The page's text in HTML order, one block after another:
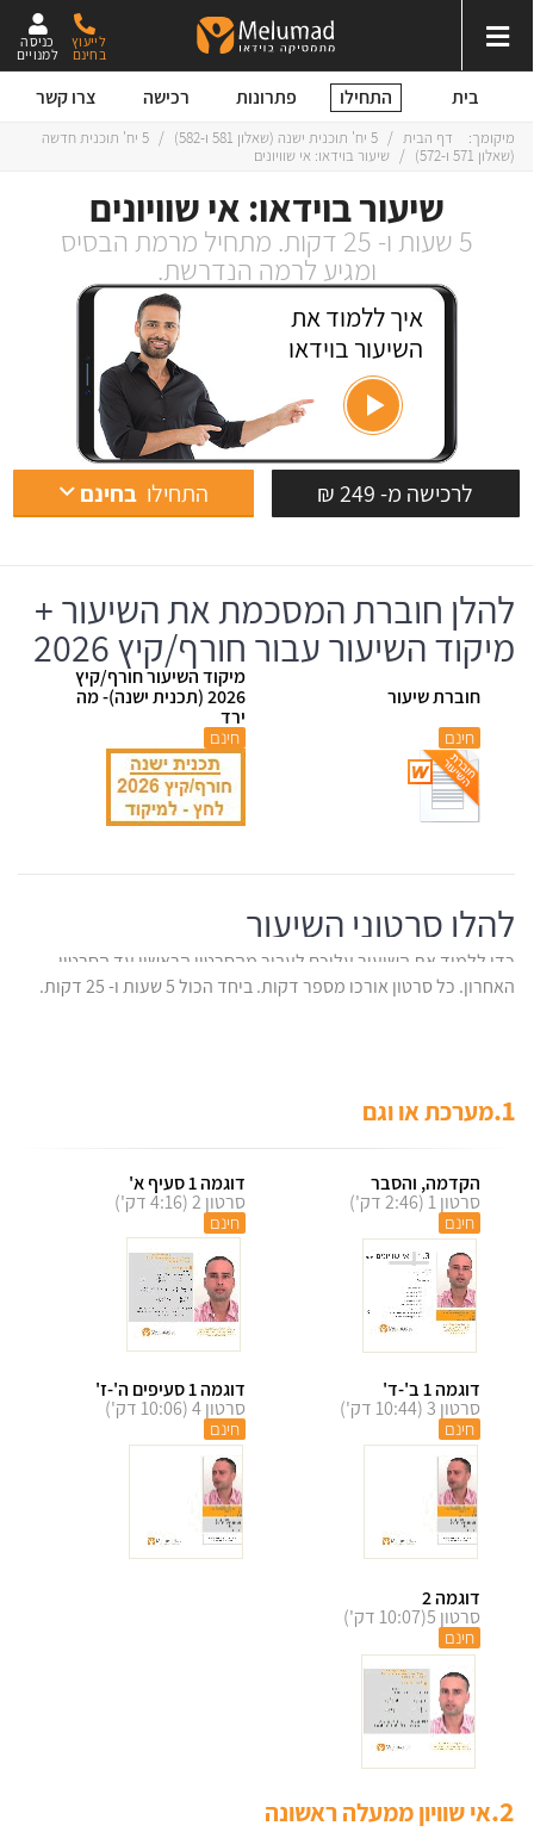
כניסה
למנויים
לייעוץ
בחינם
בית התחילו פתרונות רכישה צרו קשר
שיעור בוידאו: אי שוויונים
5 שעות ו- 25 דקות. מתחיל מרמת הבסיס
ומגיע לרמה הנדרשת.
לרכישה מ- 249 ₪ התחילובחינם
איך ללמוד את
השיעור בוידאו
מיקומך: דף הבית / 5 יח' תוכנית ישנה (שאלון 581 ו-582
)
/ 5 יח' תוכנית חדשה
(שאלון 571 ו-572
)
/ שיעור בוידאו: אי שוויונים
להלן חוברת המסכמת את השיעור +
מיקוד השיעור עבור חורף/קיץ 2026
חוברת שיעור
חינם
מיקוד השיעור חורף/קיץ
2026 (תכנית ישנה)- מה
ירד
חינם
להלן סרטוני השיעור
כדי ללמוד את השיעור עליכם לעבור מהסרטון הראשון עד הסרטון
האחרון. כל סרטון אורכו מספר דקות. ביחד הכול 5 שעות ו- 25 דקות.
1. מערכת או וגם
הקדמה, והסבר
סרטון 1 (2:46 דק')
חינם
דוגמה 1 סעיף א'
סרטון 2 (4:16 דק')
חינם
דוגמה 1 ב'-ד'
סרטון 3 (10:44 דק')
חינם
דוגמה 1 סעיפים ה'-ז'
סרטון 4 (10:06 דק')
חינם
דוגמה 2
סרטון 5(10:07 דק')
חינם
2. אי שוויון ממעלה ראשונה